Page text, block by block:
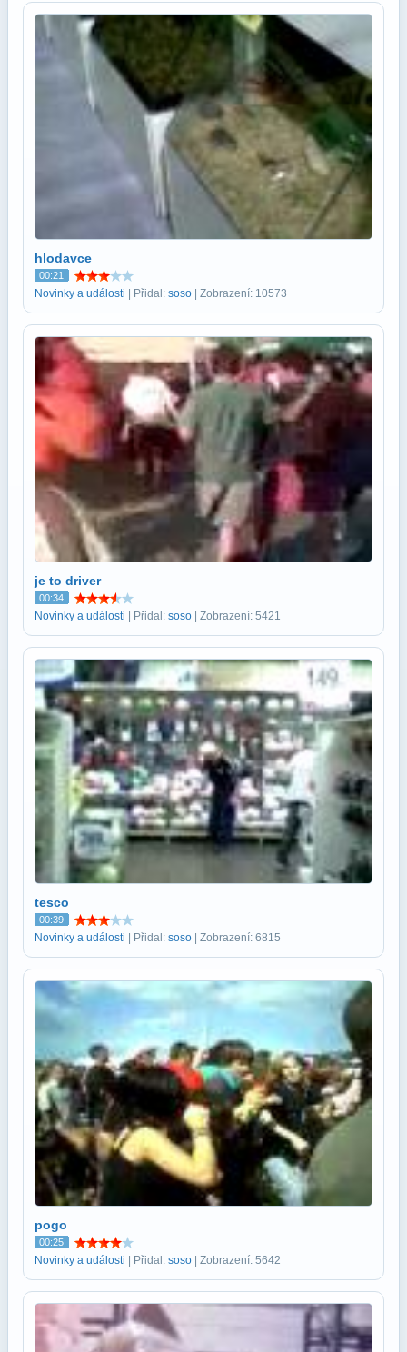
hlodavce
00:21
Novinky a události | Přidal: soso | Zobrazení: 10573
je to driver
00:34
Novinky a události | Přidal: soso | Zobrazení: 5421
tesco
00:39
Novinky a události | Přidal: soso | Zobrazení: 6815
pogo
00:25
Novinky a události | Přidal: soso | Zobrazení: 5642